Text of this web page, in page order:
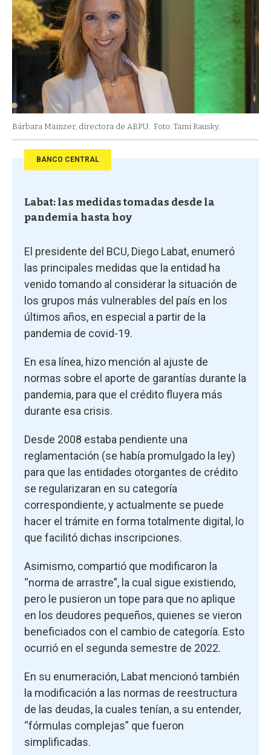
Bárbara Mainzer, directora de ABPU. Foto: Tami Rausky.
BANCO CENTRAL
Labat: las medidas tomadas desde la
pandemia hasta hoy
El presidente del BCU, Diego Labat, enumeró
las principales medidas que la entidad ha
venido tomando al considerar la situación de
los grupos más vulnerables del país en los
últimos años, en especial a partir de la
pandemia de covid-19.
En esa línea, hizo mención al ajuste de
normas sobre el aporte de garantías durante la
pandemia, para que el crédito fluyera más
durante esa crisis.
Desde 2008 estaba pendiente una
reglamentación (se había promulgado la ley)
para que las entidades otorgantes de crédito
se regularizaran en su categoría
correspondiente, y actualmente se puede
hacer el trámite en forma totalmente digital, lo
que facilitó dichas inscripciones.
Asimismo, compartió que modificaron la
“norma de arrastre”, la cual sigue existiendo,
pero le pusieron un tope para que no aplique
en los deudores pequeños, quienes se vieron
beneficiados con el cambio de categoría. Esto
ocurrió en el segunda semestre de 2022.
En su enumeración, Labat mencionó también
la modificación a las normas de reestructura
de las deudas, la cuales tenían, a su entender,
“fórmulas complejas” que fueron
simplificadas.